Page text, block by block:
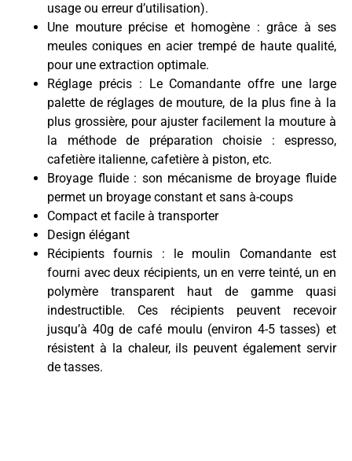
usage ou erreur d’utilisation).
Une mouture précise et homogène : grâce à ses
meules coniques en acier trempé de haute qualité,
pour une extraction optimale.
Réglage précis : Le Comandante offre une large
palette de réglages de mouture, de la plus fine à la
plus grossière, pour ajuster facilement la mouture à
la méthode de préparation choisie : espresso,
cafetière italienne, cafetière à piston, etc.
Broyage fluide : son mécanisme de broyage fluide
permet un broyage constant et sans à-coups
Compact et facile à transporter
Design élégant
Récipients fournis : le moulin Comandante est
fourni avec deux récipients, un en verre teinté, un en
polymère transparent haut de gamme quasi
indestructible. Ces récipients peuvent recevoir
jusqu’à 40g de café moulu (environ 4-5 tasses) et
résistent à la chaleur, ils peuvent également servir
de tasses.